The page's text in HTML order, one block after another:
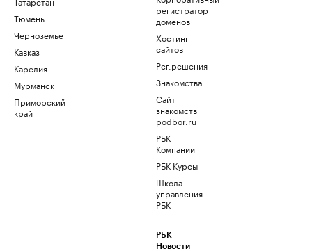
Тюмень
Черноземье
Кавказ
Карелия
Мурманск
Приморский
край
регистратор
доменов
Хостинг
сайтов
Рег.решения
Знакомства
Сайт
знакомств
podbor.ru
РБК
Компании
РБК Курсы
Школа
управления
РБК
РБК
Новости